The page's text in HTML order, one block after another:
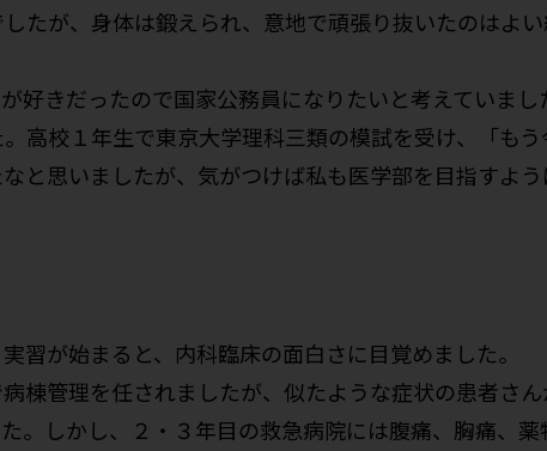
たが、身体は鍛えられ、意地で頑張り抜いたのはよ
きだったので国家公務員になりたいと考えていまし
高校１年生で東京大学理科三類の模試を受け、「もう
と思いましたが、気がつけば私も医学部を目指すよ
習が始まると、内科臨床の面白さに目覚めました。
棟管理を任されましたが、似たような症状の患者さん
。しかし、２・３年目の救急病院には腹痛、胸痛、薬